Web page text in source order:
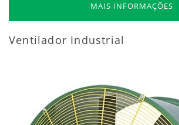
MAIS INFORMAÇÕES
Ventilador Industrial